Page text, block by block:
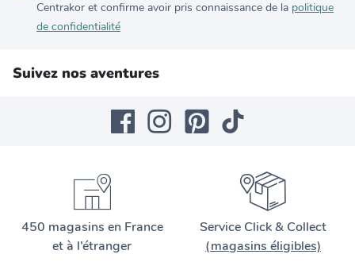
Centrakor et confirme avoir pris connaissance de la politique
de confidentialité
Suivez nos aventures
450 magasins en France
et à l’étranger
Service Click & Collect
(magasins éligibles)